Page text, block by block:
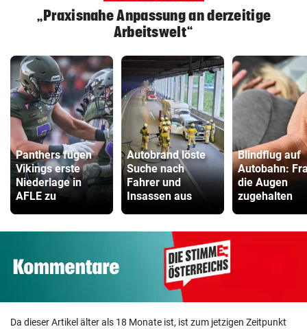
„Praxisnahe Anpassung an derzeitige
Arbeitswelt“
Panthers fügen
Vikings erste
Niederlage in
AFLE zu
Autobrand löste
Suche nach
Fahrer und
Insassen aus
Blindflug auf
Autobahn:
die Augen
zugehalten
Da dieser Artikel älter als 18 Monate ist, ist zum jetzigen Zeitpunkt